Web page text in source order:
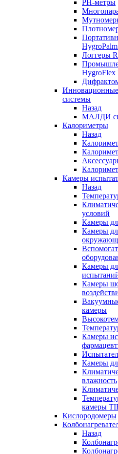
РH-метры
Логгеры
HygroFlex
Инновационные
системы
Назад
МАЛДИ
Калориметры
Назад
Камеры
Назад
условий
Камеры
Камеры
Камеры
Камеры
камеры
Камеры
Камеры
влажность
камеры
Кислородомеры
Назад